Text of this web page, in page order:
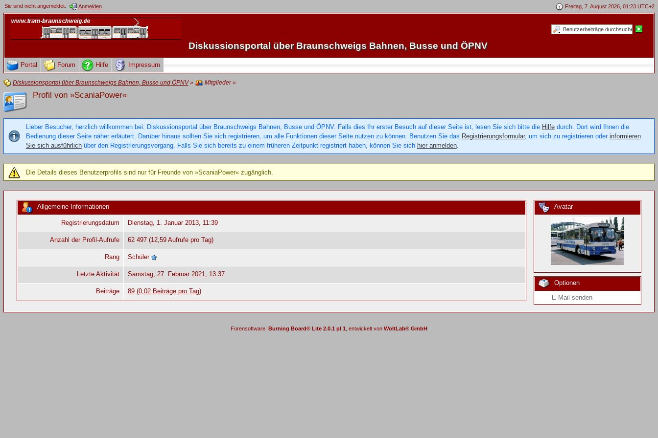
Freitag, 7. August 2026, 01:23 UTC+2
Sie sind nicht angemeldet. Anmelden
Diskussionsportal über Braunschweigs Bahnen, Busse und ÖPNV
Portal Forum Hilfe Impressum
Diskussionsportal über Braunschweigs Bahnen, Busse und ÖPNV» Mitglieder»
Profil von »ScaniaPower«
Lieber Besucher, herzlich willkommen bei: Diskussionsportal über Braunschweigs Bahnen, Busse und ÖPNV. Falls dies Ihr erster Besuch auf dieser Seite ist, lesen Sie sich bitte die Hilfedurch. Dort wird Ihnen die
Bedienung dieser Seite näher erläutert. Darüber hinaus sollten Sie sich registrieren, um alle Funktionen dieser Seite nutzen zu können. Benutzen Sie das Registrierungsformular, um sich zu registrieren oder informieren
Sie sich ausführlichüber den Registrierungsvorgang. Falls Sie sich bereits zu einem früheren Zeitpunkt registriert haben, können Sie sich hier anmelden.
Die Details dieses Benutzerprofils sind nur für Freunde von »ScaniaPower« zugänglich.
Avatar
Optionen
E-Mail senden
Allgemeine Informationen
Registrierungsdatum Dienstag, 1. Januar 2013, 11:39
Anzahl der Profil-Aufrufe 62 497 (12,59 Aufrufe pro Tag)
Rang Schüler
Letzte Aktivität Samstag, 27. Februar 2021, 13:37
Beiträge 89 (0,02 Beiträge pro Tag)
Forensoftware: Burning Board® Lite 2.0.1 pl 1 , entwickelt von WoltLab® GmbH